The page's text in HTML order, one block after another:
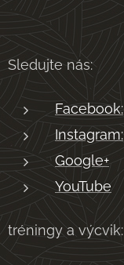
Sledujte nás:
Facebook:
Instagram:
Google+
YouTube
tréningy a výcvik: